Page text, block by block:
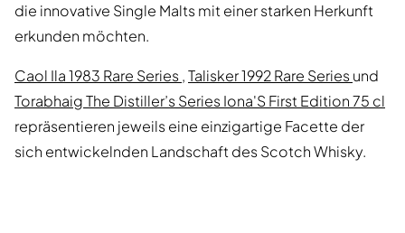
die innovative Single Malts mit einer starken Herkunft
erkunden möchten.
Caol Ila 1983 Rare Series,Talisker 1992 Rare Seriesund
Torabhaig The Distiller’s Series Iona'S First Edition 75 cl
repräsentieren jeweils eine einzigartige Facette der
sich entwickelnden Landschaft des Scotch Whisky.